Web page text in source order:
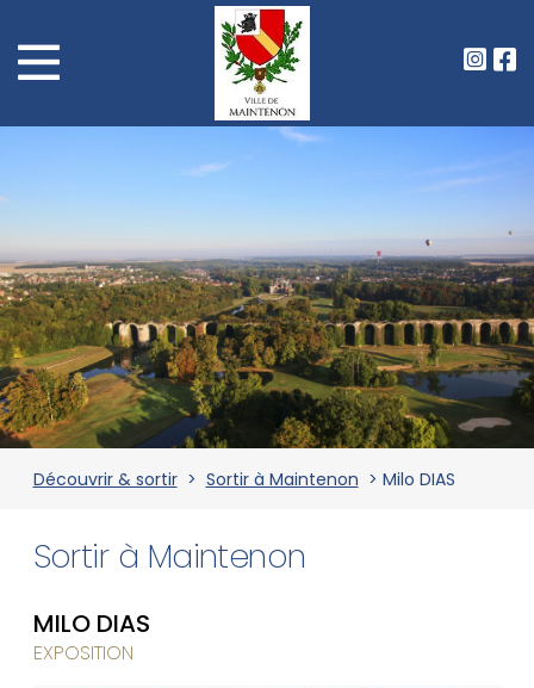
Découvrir & sortir> Sortir à Maintenon > Milo DIAS
Sortir à Maintenon
MILO DIAS
EXPOSITION